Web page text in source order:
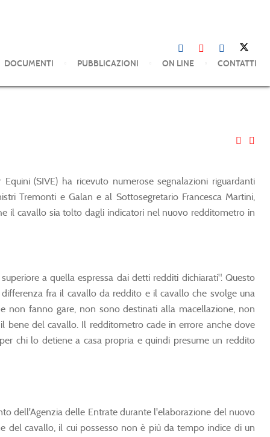
DOCUMENTI PUBBLICAZIONI ON LINE CONTATTI
(SIVE) ha ricevuto numerose segnalazioni riguardanti
Tremonti e Galan e al Sottosegretario Francesca Martini,
il cavallo sia tolto dagli indicatori nel nuovo redditometro in
a quella espressa dai detti redditi dichiarati". Questo
fra il cavallo da reddito e il cavallo che svolge una
non fanno gare, non sono destinati alla macellazione, non
bene del cavallo. Il redditometro cade in errore anche dove
chi lo detiene a casa propria e quindi presume un reddito
dell'Agenzia delle Entrate durante l'elaborazione del nuovo
del cavallo, il cui possesso non è più da tempo indice di un